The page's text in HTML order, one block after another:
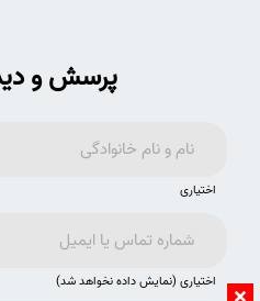
پرسش و
اختیاری
اختیاری (نمایش داده نخواهد شد)